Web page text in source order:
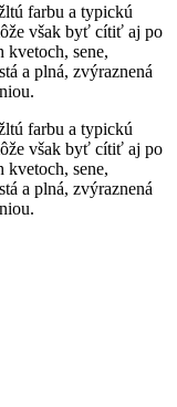
farbu a typickú
však byť cítiť aj po
sene,
a plná, zvýraznená
farbu a typickú
však byť cítiť aj po
sene,
a plná, zvýraznená